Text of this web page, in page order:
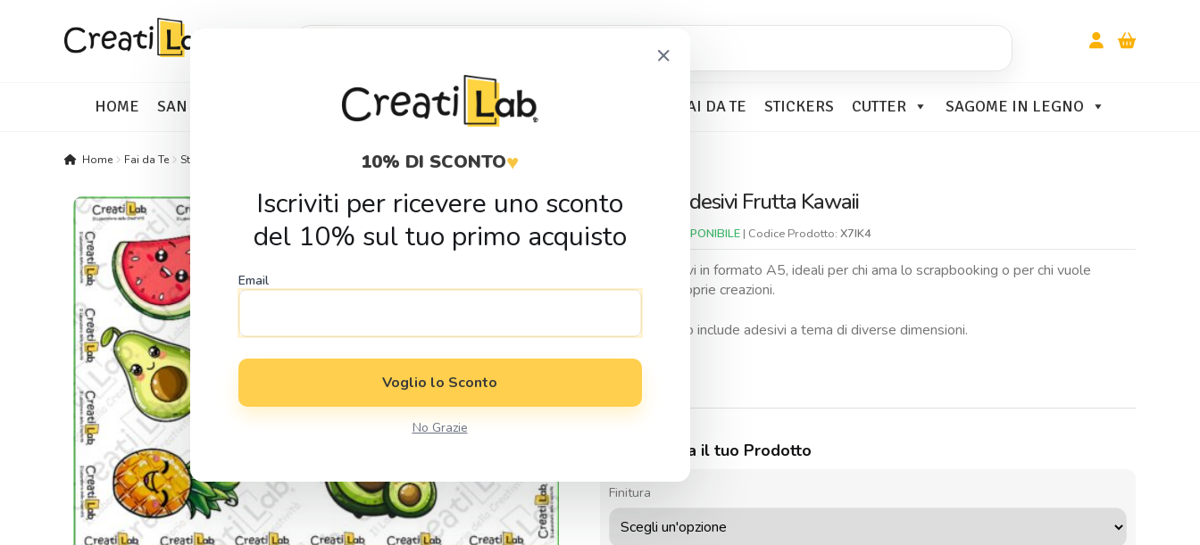
Skip
to
Skip
to
Products
HOME SAN VALENTINO IDEE REGALO BOMBONIERE FAI DA TE STICKERS CUTTER SAGOME IN LEGNO
Home Fai da Te Stickers Stickers Adesivi Frutta kawaii
Stickers Adesivi Frutta Kawaii
Disponibilitá: DISPONIBILE | Codice Prodotto: X7IK4
Stickers adesivi in formato A5, ideali per chi ama lo scrapbooking o per chi vuole
arricchire le proprie creazioni.
Ogni pacchetto include adesivi a tema di diverse dimensioni.
2,90
Personalizza il tuo Prodotto
Finitura
×
10% DI SCONTO♥
Iscriviti per ricevere uno sconto
del 10% sul tuo primo acquisto
Email
Voglio lo Sconto
No Grazie